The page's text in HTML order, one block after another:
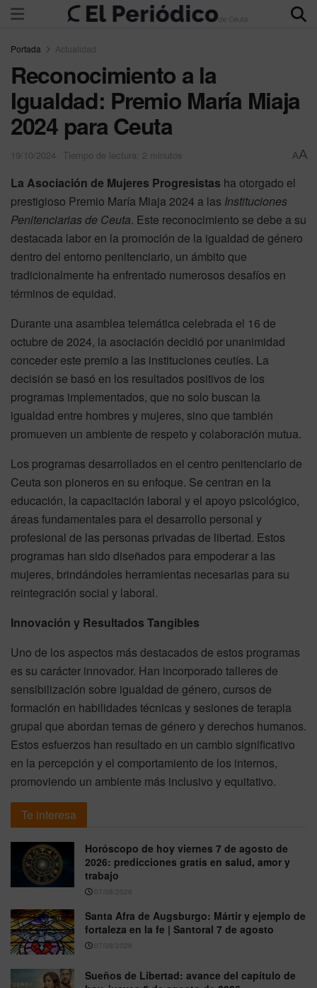
Portada Actualidad
Reconocimiento a la
Igualdad: Premio María Miaja
2024 para Ceuta
19/10/2024 Tiempo de lectura: 2 minutos AA
La Asociación de Mujeres Progresistas ha otorgado el
prestigioso Premio María Miaja 2024 a las Instituciones
Penitenciarias de Ceuta. Este reconocimiento se debe a su
destacada labor en la promoción de la igualdad de género
dentro del entorno penitenciario, un ámbito que
tradicionalmente ha enfrentado numerosos desafíos en
términos de equidad.
Durante una asamblea telemática celebrada el 16 de
octubre de 2024, la asociación decidió por unanimidad
conceder este premio a las instituciones ceutíes. La
decisión se basó en los resultados positivos de los
programas implementados, que no solo buscan la
igualdad entre hombres y mujeres, sino que también
promueven un ambiente de respeto y colaboración mutua.
Los programas desarrollados en el centro penitenciario de
Ceuta son pioneros en su enfoque. Se centran en la
educación, la capacitación laboral y el apoyo psicológico,
áreas fundamentales para el desarrollo personal y
profesional de las personas privadas de libertad. Estos
programas han sido diseñados para empoderar a las
mujeres, brindándoles herramientas necesarias para su
reintegración social y laboral.
Innovación y Resultados Tangibles
Uno de los aspectos más destacados de estos programas
es su carácter innovador. Han incorporado talleres de
sensibilización sobre igualdad de género, cursos de
formación en habilidades técnicas y sesiones de terapia
grupal que abordan temas de género y derechos humanos.
Estos esfuerzos han resultado en un cambio significativo
en la percepción y el comportamiento de los internos,
promoviendo un ambiente más inclusivo y equitativo.
Te interesa
Horóscopo de hoy viernes 7 de agosto de
2026: predicciones gratis en salud, amor y
trabajo
07/08/2026
Santa Afra de Augsburgo: Mártir y ejemplo de
fortaleza en la fe | Santoral 7 de agosto
07/08/2026
Sueños de Libertad: avance del capítulo de